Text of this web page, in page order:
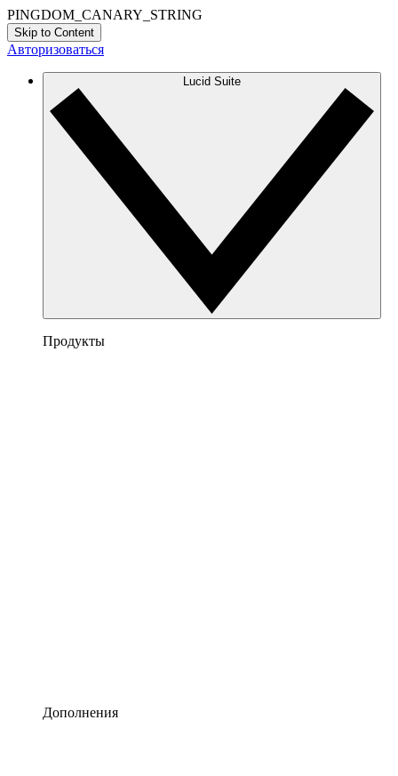
PINGDOM_CANARY_STRING
Skip to Content
Авторизоваться
Lucid Suite
Продукты
Дополнения